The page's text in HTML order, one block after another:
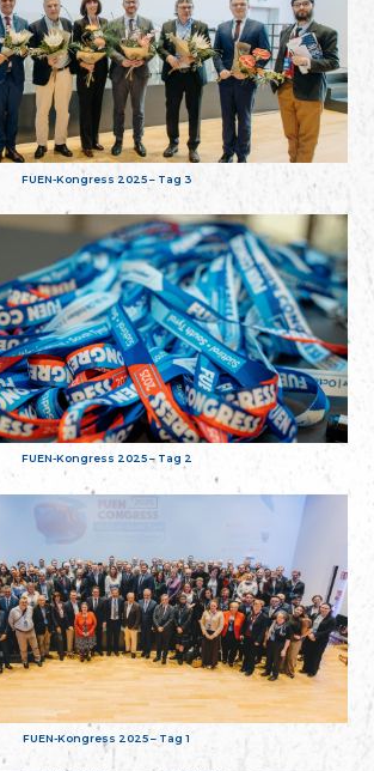
FUEN-Kongress 2025 – Tag 3
FUEN-Kongress 2025 – Tag 2
FUEN-Kongress 2025 – Tag 1